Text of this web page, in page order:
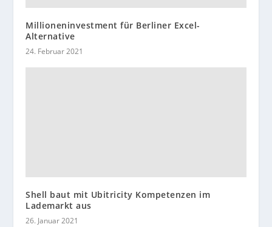
Millioneninvestment für Berliner Excel-
Alternative
24. Februar 2021
Shell baut mit Ubitricity Kompetenzen im
Lademarkt aus
26. Januar 2021